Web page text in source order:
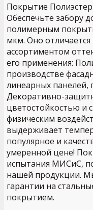
Покрытие Полиэстер:
Обеспечьте забору
полимерным
мкм. Оно
ассортиментом
его применения:
производстве
линеарных панелей,
Декоративно-
цветостойкостью и
физическим
выдерживает
популярное и
умеренной цене!
испытания МИСиС,
нашей продукции.
гарантии на
покрытием.